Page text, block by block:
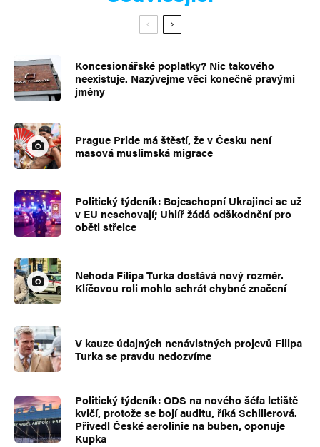
Koncesionářské poplatky? Nic takového
neexistuje. Nazývejme věci konečně pravými
jmény
Prague Pride má štěstí, že v Česku není
masová muslimská migrace
Politický týdeník: Bojeschopní Ukrajinci se už
v EU neschovají; Uhlíř žádá odškodnění pro
oběti střelce
Nehoda Filipa Turka dostává nový rozměr.
Klíčovou roli mohlo sehrát chybné značení
V kauze údajných nenávistných projevů Filipa
Turka se pravdu nedozvíme
Politický týdeník: ODS na nového šéfa letiště
kvičí, protože se bojí auditu, říká Schillerová.
Přivedl České aerolinie na buben, oponuje
Kupka